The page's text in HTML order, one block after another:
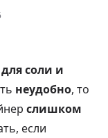
соли и
неудобно, то
слишком
если